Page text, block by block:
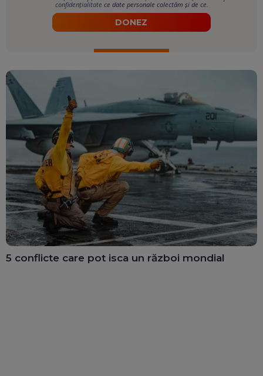
confidențialitate ce date personale colectăm și de ce.
DONEZ
5 conflicte care pot isca un război mondial